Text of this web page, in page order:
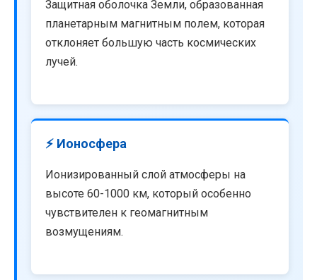
Защитная оболочка Земли, образованная
планетарным магнитным полем, которая
отклоняет большую часть космических
лучей.
⚡ Ионосфера
Ионизированный слой атмосферы на
высоте 60-1000 км, который особенно
чувствителен к геомагнитным
возмущениям.